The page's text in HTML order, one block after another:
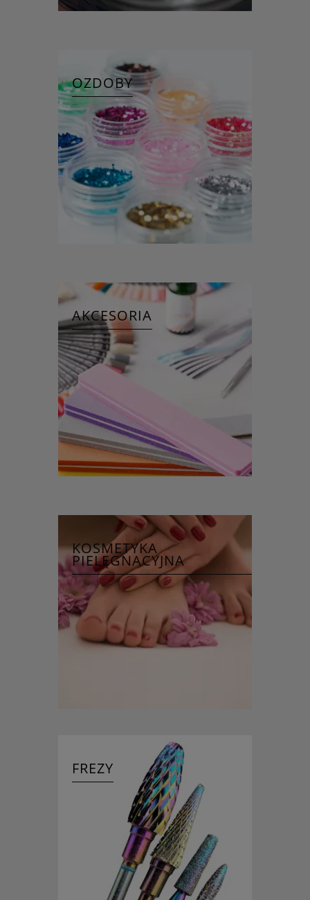
OZDOBY
AKCESORIA
KOSMETYKA
PIELĘGNACYJNA
FREZY